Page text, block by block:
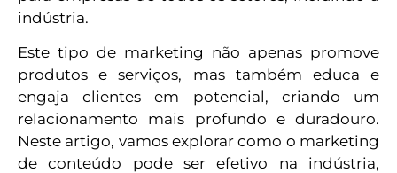
indústria.
Este tipo de marketing não apenas promove
produtos e serviços, mas também educa e
engaja clientes em potencial, criando um
relacionamento mais profundo e duradouro.
Neste artigo, vamos explorar como o marketing
de conteúdo pode ser efetivo na indústria,